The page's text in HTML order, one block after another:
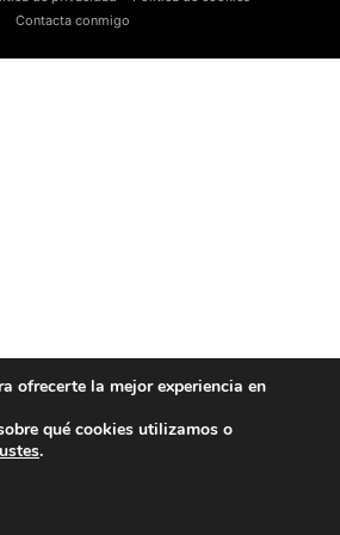
Contacta conmigo
ofrecerte la mejor experiencia en
qué cookies utilizamos o
.